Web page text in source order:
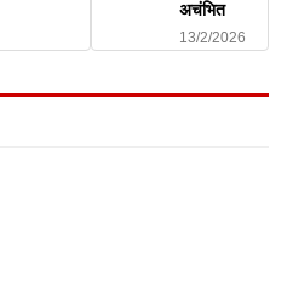
अचंभित
13/2/2026